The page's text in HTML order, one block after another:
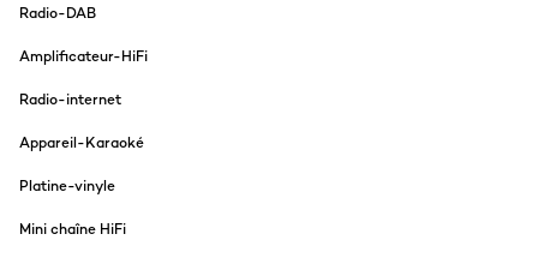
Radio-DAB
Amplificateur-HiFi
Radio-internet
Appareil-Karaoké
Platine-vinyle
Mini chaîne HiFi